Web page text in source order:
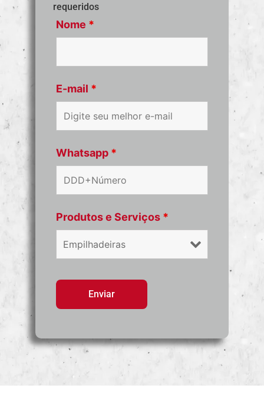
requeridos
Nome *
E-mail *
Whatsapp *
Produtos e Serviços *